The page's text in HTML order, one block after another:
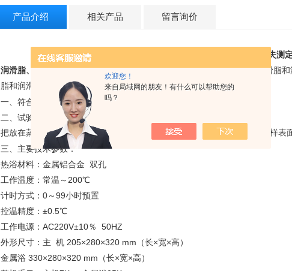
欢迎您！
来自局域网的朋友！有什么可以帮助您的
吗？
产品介绍 相关产品 留言询价
润滑脂、油蒸发损失测
润滑脂、油蒸发损失测定器适用于在99～200℃的任一温度下进行测定润滑脂
脂和润滑油蒸发损失测定法》标准。
一、符合 GB/T7325、ASTM D972
二、试验方法概要
把放在蒸发器里的润滑剂试样，置于规定温度的恒温浴中，热空气通过试样表
三、主要技术参数：
热浴材料：金属铝合金 双孔
工作温度：常温～200℃
计时方式：0～99小时预置
控温精度：±0.5℃
工作电源：AC220V±10％ 50HZ
外形尺寸：主 机 205×280×320 mm（长×宽×高）
金属浴 330×280×320 mm（长×宽×高）